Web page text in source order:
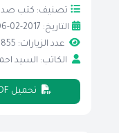
تصنيف: كتب
التاريخ: 2017-02-06
عدد الزيارات: 855
الكاتب: السيد
تحميل PDF